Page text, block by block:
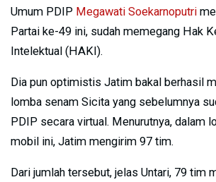
Umum PDIP Megawati Soekarnoputri
Partai ke-49 ini, sudah memegang Hak
Intelektual (HAKI).
Dia pun optimistis Jatim bakal berhasil
lomba senam Sicita yang sebelumnya
PDIP secara virtual. Menurutnya, dalam
mobil ini, Jatim mengirim 97 tim.
Dari jumlah tersebut, jelas Untari, 79 tim